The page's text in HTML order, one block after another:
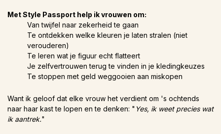
Met Style Passport help ik vrouwen om:
Van twijfel naar zekerheid te gaan
Te ontdekken welke kleuren je laten stralen (niet
verouderen)
Te leren wat je figuur echt flatteert
Je zelfvertrouwen terug te vinden in je kledingkeuzes
Te stoppen met geld weggooien aan miskopen
Want ik geloof dat elke vrouw het verdient om 's ochtends
naar haar kast te lopen en te denken: " Yes, ik weet precies wat
ik aantrek."